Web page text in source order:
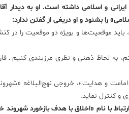
ایرانی و اسلامی داشته است. او به
را بشنود و او دریغی از گفتن ندارد:
باید موقعیت‌ها و بویژه دو موقعیت را
به لحاظ ذهنی و نظری مرزبندی کنیم ـ
و هدایت»، خروجی نهج‌البلاغه
و کنترل نماید.
با نام «اخلاق با هدف بازخورد